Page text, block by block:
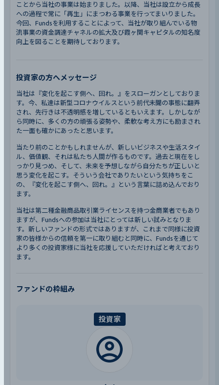
ことから当社の事業は始まりました。以降、当社は設立から成長
への過程で常に「再生」にまつわる事業を行ってまいりました。
今回、Fundsを利用することによって、当社が取り組んでいる物
流事業の資金調達チャネルの拡大及び霞ヶ関キャピタルの知名度
向上を図ることを期待しております。
投資家の方へメッセージ
当社は『変化を起こす側へ、回れ。』をスローガンとしておりま
す。今、私達は新型コロナウイルスという前代未聞の事態に翻弄
され、先行きは不透明感を増しているともいえます。しかしなが
ら同時に、多くの方の頑張る姿勢や、柔軟な考え方にも励まされ
た一面も確かにあったと思います。
当たり前のことかもしれませんが、新しいビジネスや生活スタイ
ル、価値観、それは私たち人間が作るものです。過去と現在をし
っかり見つめ、そして、未来を予想しながら自分たちが正しいと
思う変化を起こす。そういう会社でありたいという気持ちをこ
の、『変化を起こす側へ、回れ。』という言葉に詰め込んでおり
ます。
当社は第二種金融商品取引業ライセンスを持つ金商業者でもあり
ますが、Fundsへの参加は当社にとっては新しい試みとなりま
す。新しいファンドの形式ではありますが、これまで同様に投資
家の皆様からの信頼を第一に取り組むと同時に、Fundsを通じて
より多くの投資家様に当社を応援していただければと考えており
ます。
ファンドの枠組み
投資家